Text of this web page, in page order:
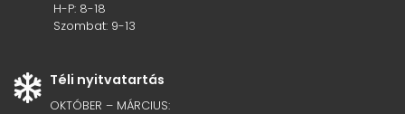
H-P: 8-18
Szombat: 9-13
Téli nyitvatartás
OKTÓBER – MÁRCIUS: